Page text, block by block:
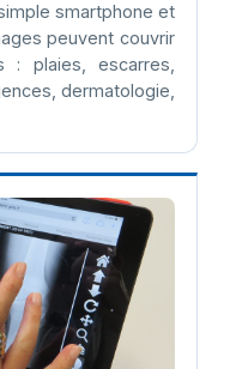
smartphone et
peuvent couvrir
plaies, escarres,
dermatologie,